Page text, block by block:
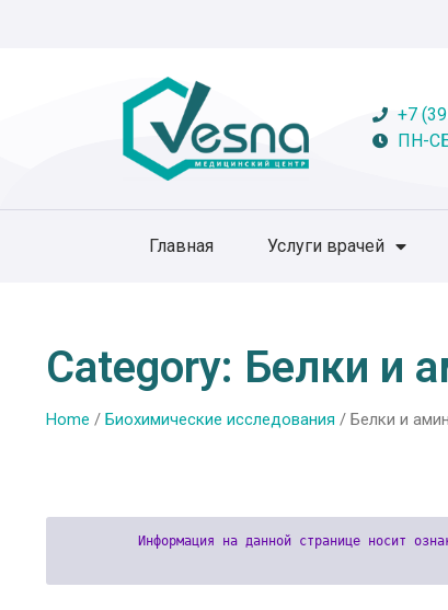
+7
ПН-
Главная Услуги врачей
Category: Белки и
Home / Биохимические исследования / Белки и